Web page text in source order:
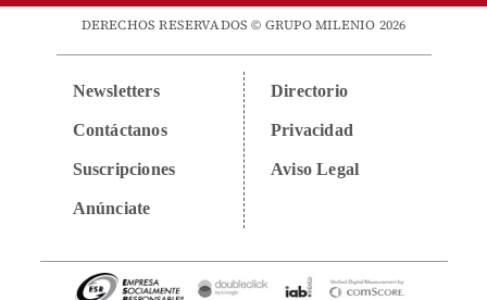
DERECHOS RESERVADOS © GRUPO MILENIO 2026
Newsletters
Contáctanos
Suscripciones
Anúnciate
Directorio
Privacidad
Aviso Legal